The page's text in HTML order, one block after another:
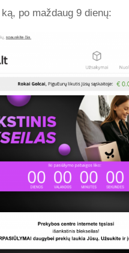
po maždaug 9 dienų: